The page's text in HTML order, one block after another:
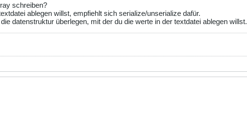
schreiben?
ablegen willst, empfiehlt sich serialize/unserialize dafür.
datenstruktur überlegen, mit der du die werte in der textdatei ablegen willst.